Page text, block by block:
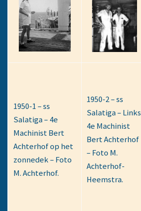
1950-1 – ss
Salatiga – 4e
Machinist Bert
Achterhof op het
zonnedek – Foto
M. Achterhof.
1950-2 – ss
Salatiga – Links
4e Machinist
Bert Achterhof
– Foto M.
Achterhof-
Heemstra.